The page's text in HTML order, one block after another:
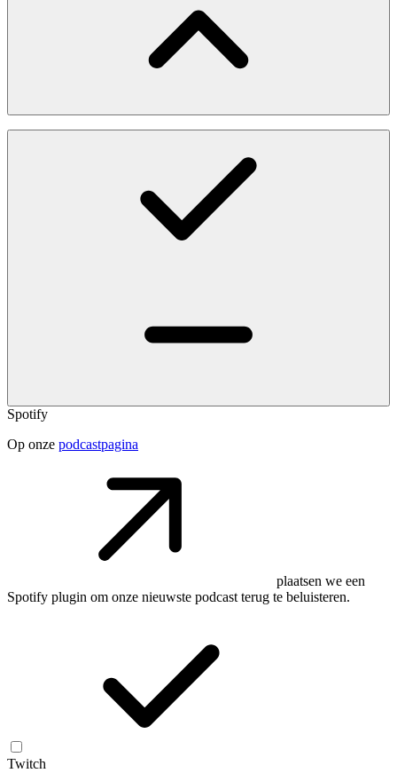
Spotify
Op onze podcastpagina
plaatsen we een
Spotify plugin om onze nieuwste podcast terug te beluisteren.
Twitch